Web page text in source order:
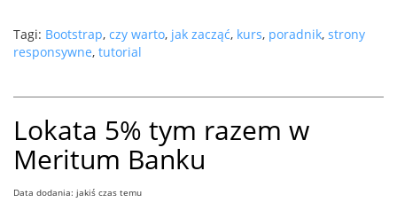
Tagi: Bootstrap, czy warto, jak zacząć, kurs, poradnik, strony
responsywne, tutorial
Lokata 5% tym razem w
Meritum Banku
Data dodania: jakiś czas temu